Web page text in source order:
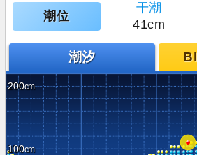
潮位
干潮
41cm
潮汐
200
100